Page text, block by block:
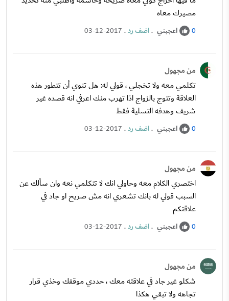
مصيرك معاه
0 اعجبني .اضف رد.
03-12-2017
من مجهول
تكلمي معه ولا تخجلي ، قولي له: هل تنوي أن تتطور هذه
العلاقة وتتوج بالزواج اذا تهرب منك اعرفي انه قصده غير
شريف وهدفه التسلية فقط
0 اعجبني .اضف رد.
03-12-2017
من مجهول
اختصري الكلام معه وحاولي انك لا تتكلمي نعه وان سألك عن
السبب قولي له بانك تشعري انه مش صريح او جاد في
علاقتكم
0 اعجبني .اضف رد.
03-12-2017
من مجهول
شكلو غير جاد في علاقته معك ، حددي موقفك وخذي قرار
تجاهه ولا تبقي هكذا